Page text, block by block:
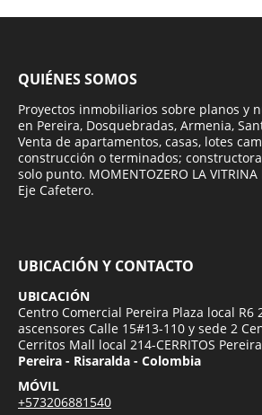
QUIÉNES SOMOS
Proyectos inmobiliarios sobre planos y
en Pereira, Dosquebradas, Armenia,
Venta de apartamentos, casas, lotes
construcción o terminados;
solo punto. MOMENTOZERO LA
Eje Cafetero.
UBICACIÓN Y CONTACTO
UBICACIÓN
Centro Comercial Pereira Plaza local R6
ascensores Calle 15#13-110 y sede 2
Cerritos Mall local 214-CERRITOS Pereira
Pereira - Risaralda - Colombia
MÓVIL
+573206881540